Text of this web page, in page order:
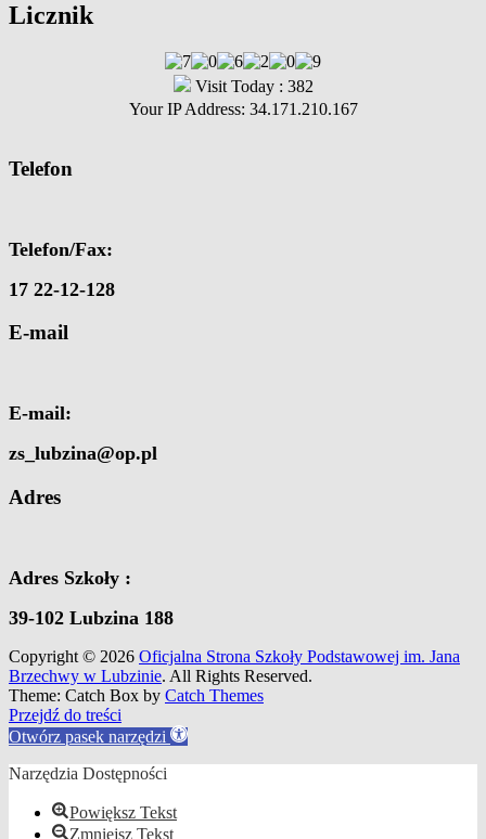
Licznik
Visit Today : 382
Your IP Address: 34.171.210.167
Telefon
Telefon/Fax:
17 22-12-128
E-mail
E-mail:
zs_lubzina@op.pl
Adres
Adres Szkoły :
39-102 Lubzina 188
Copyright © 2026 Oficjalna Strona Szkoły Podstawowej im. Jana
Brzechwy w Lubzinie. All Rights Reserved.
Theme: Catch Box by Catch Themes
Scroll
Up
Przejdź do treści
Otwórz pasek narzędzi
Narzędzia Dostępności
Powiększ Tekst
Zmniejsz Tekst